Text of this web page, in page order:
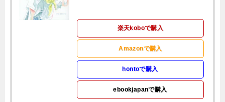
楽天koboで購入
Amazonで購入
hontoで購入
ebookjapanで購入